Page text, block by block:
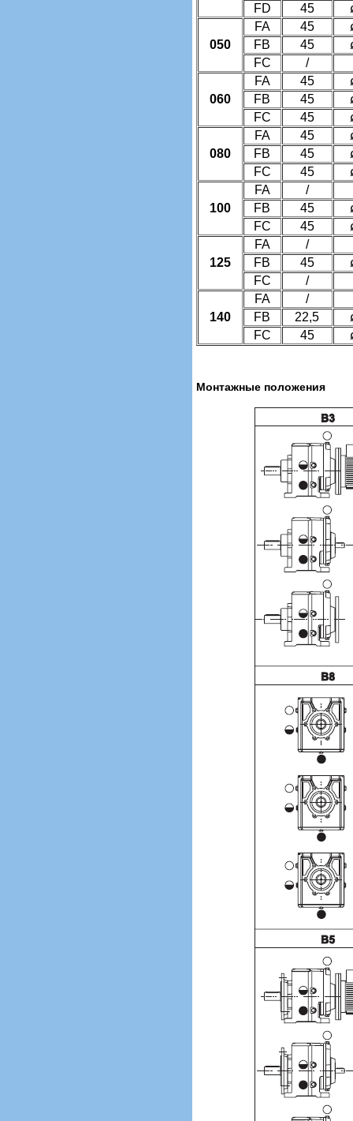
FD
45
050
FA 45
FB
45
FC
/
060
FA 45
FB
45
FC
45
080
FA 45
FB
45
FC
45
100
FA
/
FB
45
FC
45
125
FA
/
FB
45
FC
/
140
FA
/
FB
22,5
FC
45
Монтажные положения